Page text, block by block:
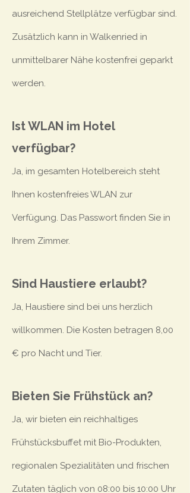
ausreichend Stellplätze verfügbar sind.
Zusätzlich kann in Walkenried in
unmittelbarer Nähe kostenfrei geparkt
werden.
Ist WLAN im Hotel
verfügbar?
Ja, im gesamten Hotelbereich steht
Ihnen kostenfreies WLAN zur
Verfügung. Das Passwort finden Sie in
Ihrem Zimmer.
Sind Haustiere erlaubt?
Ja, Haustiere sind bei uns herzlich
willkommen. Die Kosten betragen 8,00
€ pro Nacht und Tier.
Bieten Sie Frühstück an?
Ja, wir bieten ein reichhaltiges
Frühstücksbuffet mit Bio-Produkten,
regionalen Spezialitäten und frischen
Zutaten täglich von 08:00 bis 10:00 Uhr